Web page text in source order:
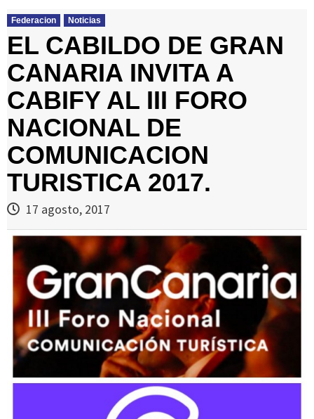
Federacion Noticias
EL CABILDO DE GRAN
CANARIA INVITA A
CABIFY AL III FORO
NACIONAL DE
COMUNICACION
TURISTICA 2017.
17 agosto, 2017